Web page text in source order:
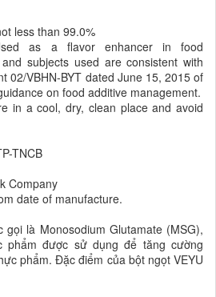
less than 99.0%
as a flavor enhancer in food
subjects used are consistent with
02/VBHN-BYT dated June 15, 2015 of
on food additive management.
in a cool, dry, clean place and avoid
TNCB
Company
date of manufacture.
gọi là Monosodium Glutamate (MSG),
phẩm được sử dụng để tăng cường
phẩm. Đặc điểm của bột ngọt VEYU